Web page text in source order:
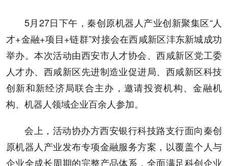
5月27日下午，秦创原机器人产业创新聚集区“人
才+金融+项目+链群”对接会在西咸新区沣东新城成功
举办。本次活动由西安市人才协会、西咸新区党工委
人才办、西咸新区先进制造业促进局、西咸新区科技
创新和新经济局联合主办，邀请投资机构、金融机
构、机器人领域企业百余人参加。
会上，活动协办方西安银行科技路支行面向秦创
原机器人产业发布专项金融服务方案，以覆盖个人与
企业全成长周期的完整产品体系，全面满足科创企业